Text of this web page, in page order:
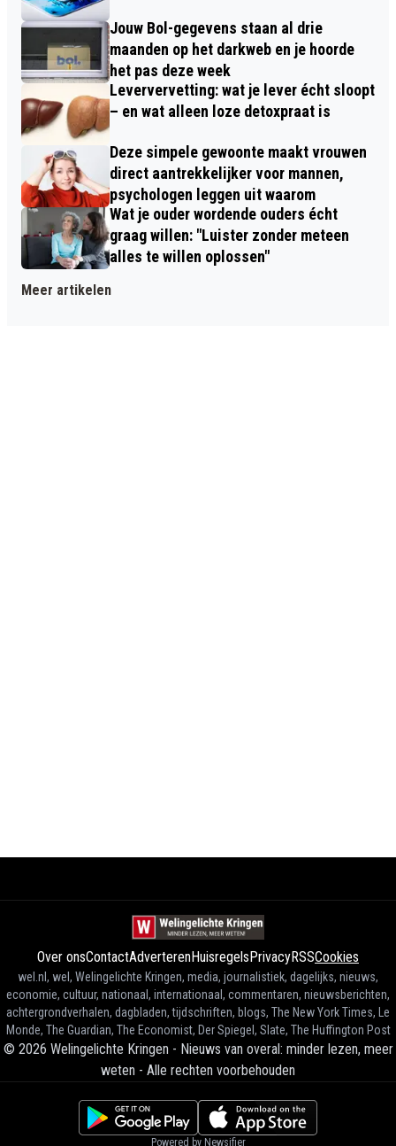
Jouw Bol-gegevens staan al drie
maanden op het darkweb en je hoorde
het pas deze week
Leververvetting: wat je lever écht sloopt
– en wat alleen loze detoxpraat is
Deze simpele gewoonte maakt vrouwen
direct aantrekkelijker voor mannen,
psychologen leggen uit waarom
Wat je ouder wordende ouders écht
graag willen: "Luister zonder meteen
alles te willen oplossen"
Meer artikelen
Over onsContactAdverterenHuisregels PrivacyRSSCookies
wel.nl, wel, Welingelichte Kringen, media, journalistiek, dagelijks, nieuws,
economie, cultuur, nationaal, internationaal, commentaren, nieuwsberichten,
achtergrondverhalen, dagbladen, tijdschriften, blogs, The New York Times, Le
Monde, The Guardian, The Economist, Der Spiegel, Slate, The Huffington Post
© 2026 Welingelichte Kringen - Nieuws van overal: minder lezen, meer
weten - Alle rechten voorbehouden
Powered by Newsifier